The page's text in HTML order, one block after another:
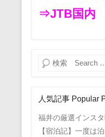
⇒JTB国内
検索
人気記事 Popular
福井の厳選インス
【宿泊記】一度は